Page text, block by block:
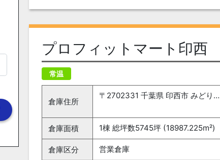
プロフィットマート印西
常温
倉庫住所
〒2702331 千葉県 印西市 みどり台3-1-1
倉庫面積
1棟 総坪数5745坪 (18987.225m²)
倉庫区分 営業倉庫